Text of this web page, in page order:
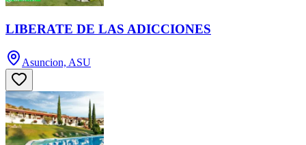
LIBERATE DE LAS ADICCIONES
Asuncion, ASU